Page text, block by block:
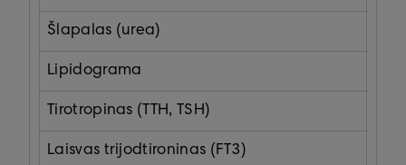
Šlapalas (urea)
Lipidograma
Tirotropinas (TTH, TSH)
Laisvas trijodtironinas (FT3)